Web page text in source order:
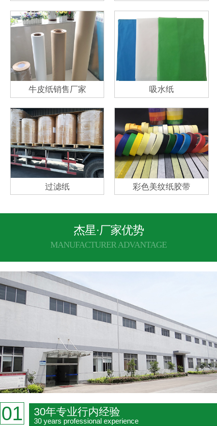
牛皮纸销售厂家 吸水纸
过滤纸 彩色美纹纸胶带
杰星·厂家优势
MANUFACTURER ADVANTAGE
01 30年专业行内经验
30 years professional experience